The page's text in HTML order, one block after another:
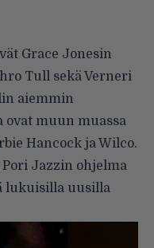
Grace Jonesin
Tull sekä Verneri
aiemmin
ovat muun muassa
Hancock ja Wilco.
Jazzin ohjelma
lukuisilla uusilla